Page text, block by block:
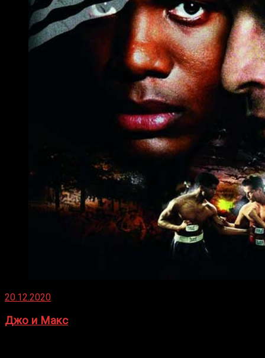
20.12.2020
Джо и Макс